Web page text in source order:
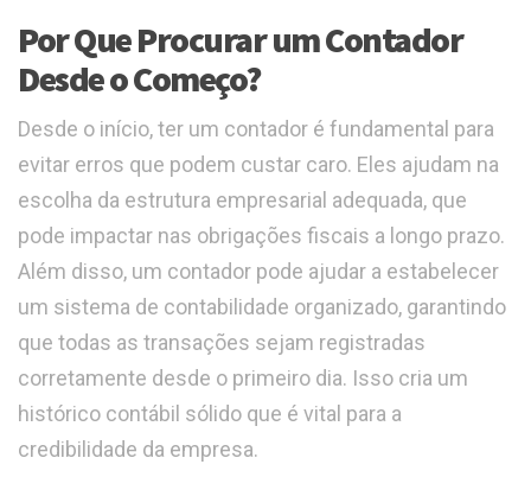
Por Que Procurar um Contador
Desde o Começo?
Desde o início, ter um contador é fundamental para
evitar erros que podem custar caro. Eles ajudam na
escolha da estrutura empresarial adequada, que
pode impactar nas obrigações fiscais a longo prazo.
Além disso, um contador pode ajudar a estabelecer
um sistema de contabilidade organizado, garantindo
que todas as transações sejam registradas
corretamente desde o primeiro dia. Isso cria um
histórico contábil sólido que é vital para a
credibilidade da empresa.